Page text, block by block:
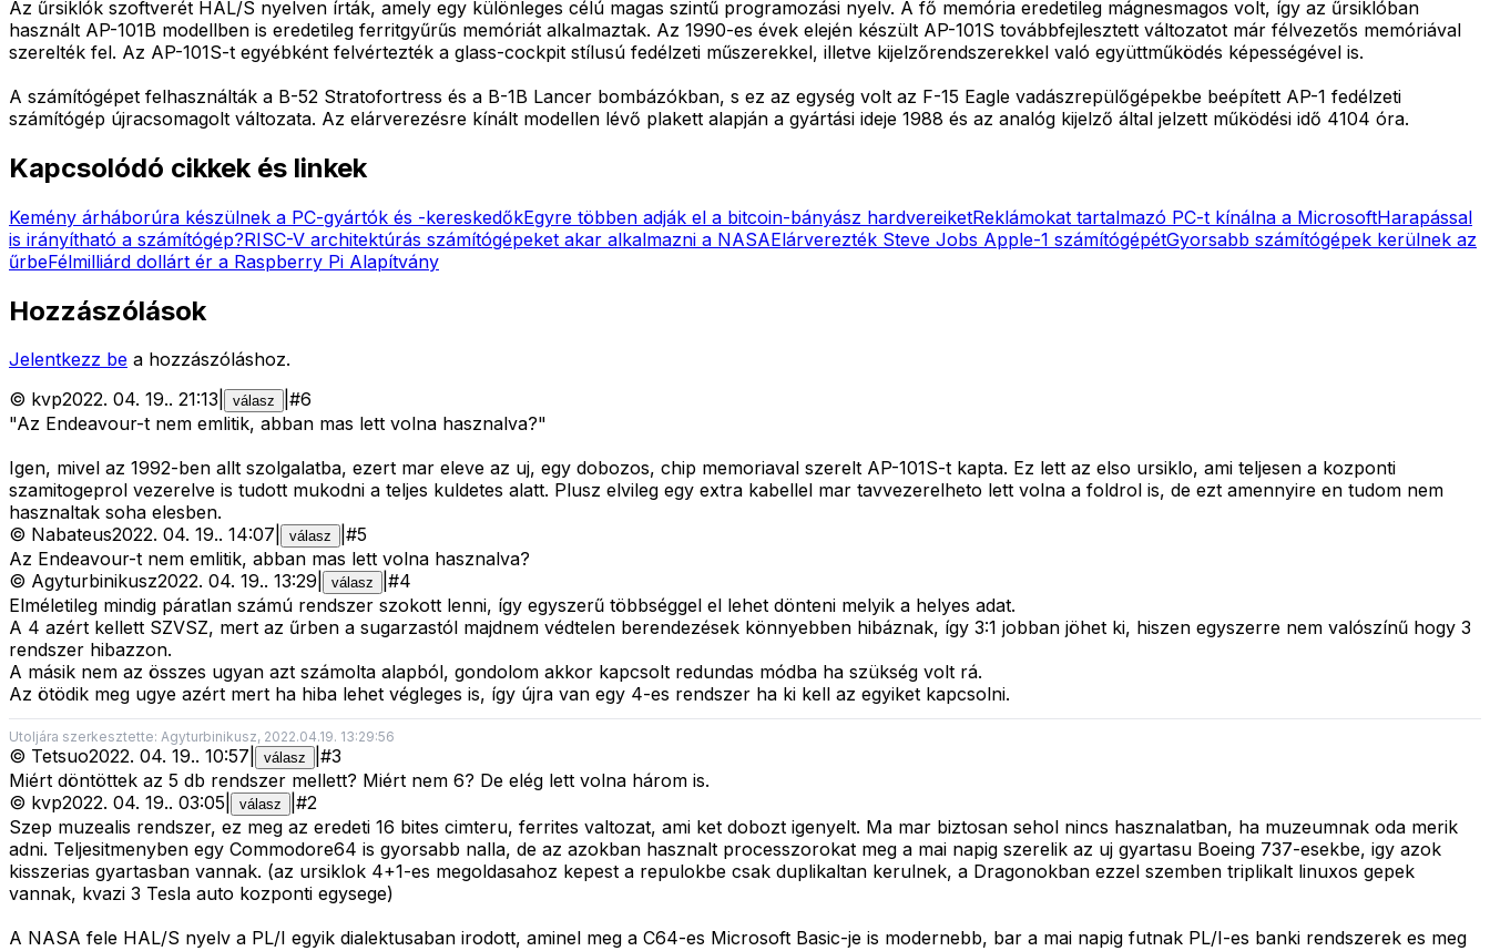
Az űrsiklók szoftverét HAL/S nyelven írták, amely egy különleges célú magas szintű programozási nyelv. A fő memória eredetileg mágnesmagos volt, így az űrsiklóban
használt AP-101B modellben is eredetileg ferritgyűrűs memóriát alkalmaztak. Az 1990-es évek elején készült AP-101S továbbfejlesztett változatot már félvezetős memóriával
szerelték fel. Az AP-101S-t egyébként felvértezték a glass-cockpit stílusú fedélzeti műszerekkel, illetve kijelzőrendszerekkel való együttműködés képességével is.
A számítógépet felhasználták a B-52 Stratofortress és a B-1B Lancer bombázókban, s ez az egység volt az F-15 Eagle vadászrepülőgépekbe beépített AP-1 fedélzeti
számítógép újracsomagolt változata. Az elárverezésre kínált modellen lévő plakett alapján a gyártási ideje 1988 és az analóg kijelző által jelzett működési idő 4104 óra.
Kapcsolódó cikkek és linkek
Kemény árháborúra készülnek a PC-gyártók és -kereskedőkEgyre többen adják el a bitcoin-bányász hardvereiketReklámokat tartalmazó PC-t kínálna a MicrosoftHarapással
is irányítható a számítógép?RISC-V architektúrás számítógépeket akar alkalmazni a NASAElárverezték Steve Jobs Apple-1 számítógépétGyorsabb számítógépek kerülnek az
űrbeFélmilliárd dollárt ér a Raspberry Pi Alapítvány
Hozzászólások
Jelentkezz be a hozzászóláshoz.
© kvp2022. 04. 19.. 21:13 válasz #6
"Az Endeavour-t nem emlitik, abban mas lett volna hasznalva?"
Igen, mivel az 1992-ben allt szolgalatba, ezert mar eleve az uj, egy dobozos, chip memoriaval szerelt AP-101S-t kapta. Ez lett az elso ursiklo, ami teljesen a kozponti
szamitogeprol vezerelve is tudott mukodni a teljes kuldetes alatt. Plusz elvileg egy extra kabellel mar tavvezerelheto lett volna a foldrol is, de ezt amennyire en tudom nem
hasznaltak soha elesben.
© Nabateus2022. 04. 19.. 14:07 válasz #5
Az Endeavour-t nem emlitik, abban mas lett volna hasznalva?
© Agyturbinikusz2022. 04. 19.. 13:29 válasz #4
Elméletileg mindig páratlan számú rendszer szokott lenni, így egyszerű többséggel el lehet dönteni melyik a helyes adat.
A 4 azért kellett SZVSZ, mert az űrben a sugarzastól majdnem védtelen berendezések könnyebben hibáznak, így 3:1 jobban jöhet ki, hiszen egyszerre nem valószínű hogy 3
rendszer hibazzon.
A másik nem az összes ugyan azt számolta alapból, gondolom akkor kapcsolt redundas módba ha szükség volt rá.
Az ötödik meg ugye azért mert ha hiba lehet végleges is, így újra van egy 4-es rendszer ha ki kell az egyiket kapcsolni.
Utoljára szerkesztette: Agyturbinikusz, 2022.04.19. 13:29:56
© Tetsuo2022. 04. 19.. 10:57 válasz #3
Miért döntöttek az 5 db rendszer mellett? Miért nem 6? De elég lett volna három is.
© kvp2022. 04. 19.. 03:05 válasz #2
Szep muzealis rendszer, ez meg az eredeti 16 bites cimteru, ferrites valtozat, ami ket dobozt igenyelt. Ma mar biztosan sehol nincs hasznalatban, ha muzeumnak oda merik
adni. Teljesitmenyben egy Commodore64 is gyorsabb nalla, de az azokban hasznalt processzorokat meg a mai napig szerelik az uj gyartasu Boeing 737-esekbe, igy azok
kisszerias gyartasban vannak. (az ursiklok 4+1-es megoldasahoz kepest a repulokbe csak duplikaltan kerulnek, a Dragonokban ezzel szemben triplikalt linuxos gepek
vannak, kvazi 3 Tesla auto kozponti egysege)
A NASA fele HAL/S nyelv a PL/I egyik dialektusaban irodott, aminel meg a C64-es Microsoft Basic-je is modernebb, bar a mai napig futnak PL/I-es banki rendszerek es meg